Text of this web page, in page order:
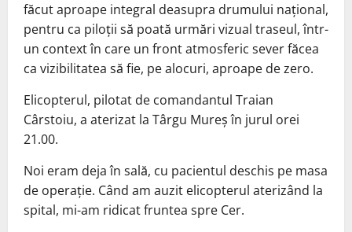
făcut aproape integral deasupra drumului național,
pentru ca piloții să poată urmări vizual traseul, într-
un context în care un front atmosferic sever făcea
ca vizibilitatea să fie, pe alocuri, aproape de zero.
Elicopterul, pilotat de comandantul Traian
Cârstoiu, a aterizat la Târgu Mureș în jurul orei
21.00.
Noi eram deja în sală, cu pacientul deschis pe masa
de operație. Când am auzit elicopterul aterizând la
spital, mi-am ridicat fruntea spre Cer.